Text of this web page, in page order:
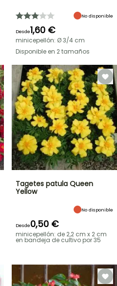
No disponible
Desde1,60 €
minicepellón: Ø 3/4 cm
Disponible en 2 tamaños
Tagetes patula Queen
Yellow
No disponible
Desde0,50 €
minicepellón: de 2,2 cm x 2 cm
en bandeja de cultivo por 35